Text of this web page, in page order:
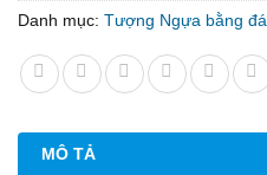
Danh mục: Tượng Ngựa bằng đá
MÔ TẢ